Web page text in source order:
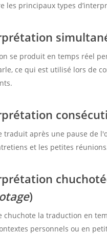
les principaux types
se produit en temps réel
ce qui est utilisé lors de
traduit après une pause de
et les petites
)
chuchote la traduction en
personnels ou en